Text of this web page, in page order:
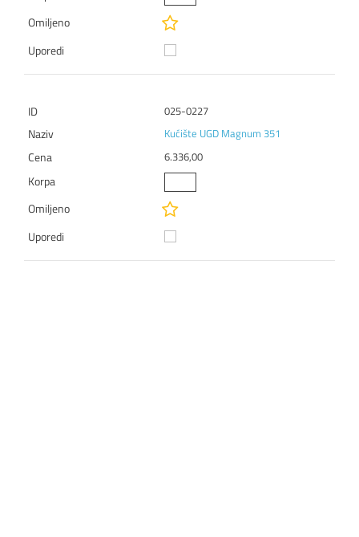
025-0227
Kućište UGD Magnum 351
6.336,00